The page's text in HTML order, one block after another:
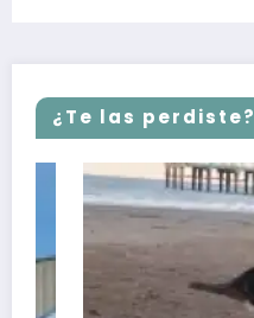
¿Te las perdiste?